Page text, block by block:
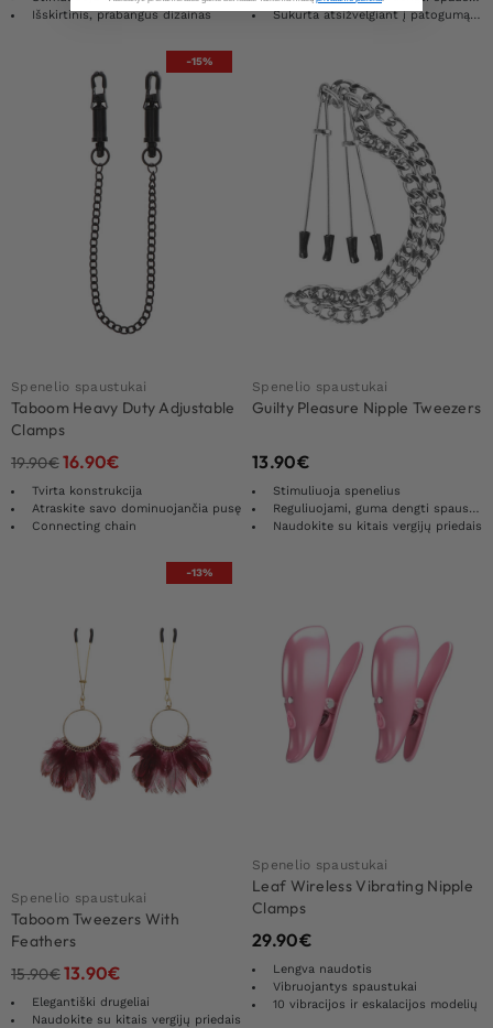
Išskirtinis, prabangus dizainas
Sukurta atsižvelgiant į patogumą ir dizainą
-15%
Spenelio spaustukai
Taboom Heavy Duty Adjustable
Clamps
19.90€16.90€
Tvirta konstrukcija
Atraskite savo dominuojančia pusę
Connecting chain
Spenelio spaustukai
Guilty Pleasure Nipple Tweezers
13.90€
Stimuliuoja spenelius
Reguliuojami, guma dengti spaustukai
Naudokite su kitais vergijų priedais
-13%
Spenelio spaustukai
Taboom Tweezers With
Feathers
15.90€13.90€
Elegantiški drugeliai
Naudokite su kitais vergijų priedais
Spenelio spaustukai
Leaf Wireless Vibrating Nipple
Clamps
29.90€
Lengva naudotis
Vibruojantys spaustukai
10 vibracijos ir eskalacijos modelių